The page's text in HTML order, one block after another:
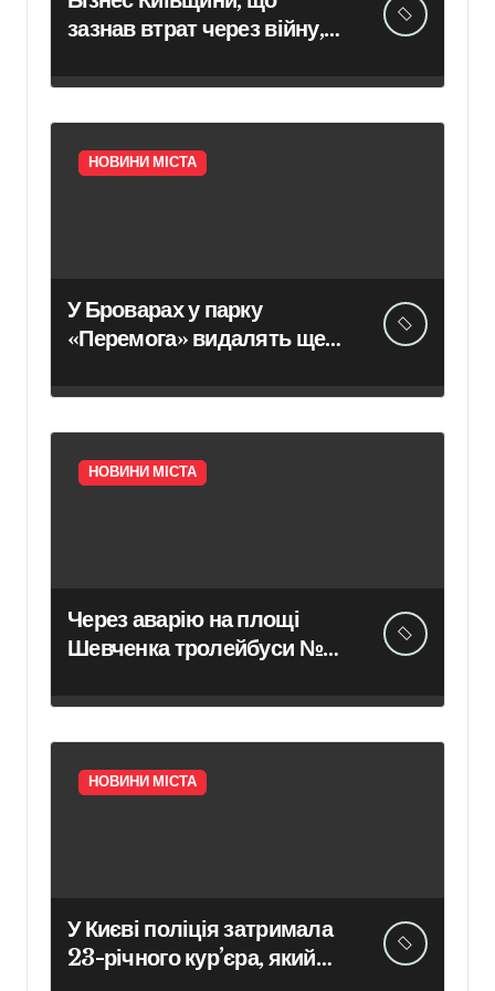
зазнав втрат через війну,
компенсацію понад 400
тис. грн
НОВИНИ МІСТА
У Броварах у парку
«Перемога» видалять ще
небезпечним шкідником
НОВИНИ МІСТА
Через аварію на площі
Шевченка тролейбуси №6,
затримкою
НОВИНИ МІСТА
У Києві поліція затримала
23-річного кур’єра, який